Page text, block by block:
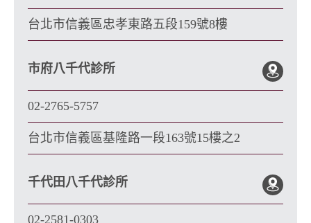
台北市信義區忠孝東路五段159號8樓
市府八千代診所
02-2765-5757
台北市信義區基隆路一段163號15樓之2
千代田八千代診所
02-2581-0303